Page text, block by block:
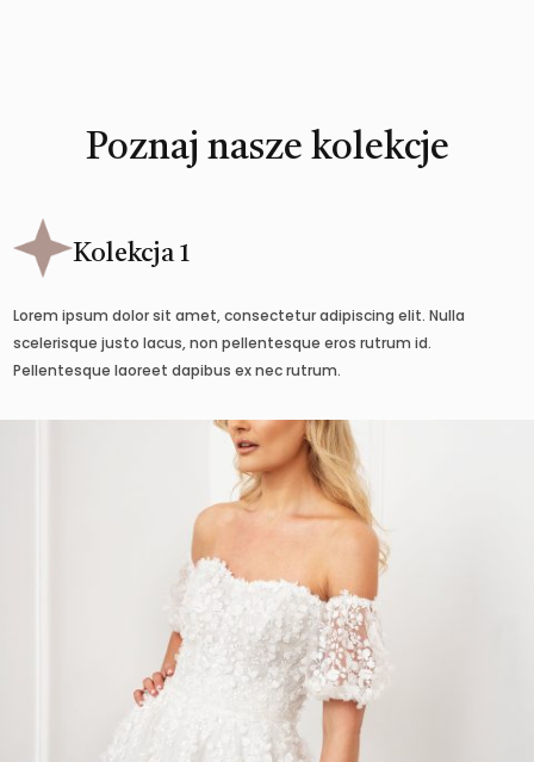
Poznaj nasze kolekcje
Kolekcja 1
Lorem ipsum dolor sit amet, consectetur adipiscing elit. Nulla
scelerisque justo lacus, non pellentesque eros rutrum id.
Pellentesque laoreet dapibus ex nec rutrum.